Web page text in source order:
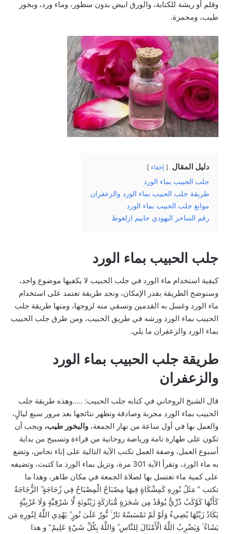
وقلم أو ريشة للكتابة، والورق ابيض بدون سطور، وماء ورد، وبخور
طيب، ومجمرة.
دليل المقال إخفاء
جلب الحبيب بماء الورد
طريقة جلب الحبيب بماء الورد والزعفران
موانع جلب الحبيب بماء الورد
رقم الساحر اليهودي حاييم ازلغوط
جلب الحبيب بماء الورد
كيفية استخدام ماء الورد في جلب الحبيب لا يكفيها موضوع واحد،
وسنوضح الطريقة بقدر الإمكان، ونجد طريقة تعتمد على استخدام
ماء الورد وغسل به القدمين وتسقي منه لزوجها، ومنها طريقة جلب
الحبيب بماء الورد ورشه في طريق الحبيب، ومن طرق جلب الحبيب
بماء الورد والزعفران ما يلي.
طريقة جلب الحبيب بماء الورد
والزعفران
قال الشيخ الروحاني في كتابه جلب الحبيب: …..وهذه طريقة جلب
الحبيب بماء الورد مجربة وصادقة وتظهر نتائجها بعد مرور سبع ليالٍ،
والعمل بها في أول ساعة من نهار الجمعة، والبخور طيب، ويجب أن
تكون على طهارة تامة ورياضة روحانية من قراءة وتسبيح من بداية
أسبوع العمل، وصفة العمل تكتب الآية التالية على إناء نحاس، وتضع
به ماء الورد، وتقرأ الآية 301 مرة، وتزيل بماء الورد ما كتبت، وتضيفه
على كمية ماء تغتسل بها لصلاة الجمعة في مكان طاهر، وهذا ما
تكتب ” مَثَلُ نُورِهِ كَمِشْكَاةٍ فِيهَا مِصْبَاحٌ الْمِصْبَاحُ فِي زُجَاجَةٍ ۖ الزُّجَاجَةُ
كَأَنَّهَا كَوْكَبٌ دُرِّيٌّ يُوقَدُ مِن شَجَرَةٍ مُّبَارَكَةٍ زَيْتُونَةٍ لَّا شَرْقِيَّةٍ وَلَا غَرْبِيَّةٍ
يَكَادُ زَيْتُهَا يُضِيءُ وَلَوْ لَمْ تَمْسَسْهُ نَارٌ ۚ نُّورٌ عَلَىٰ نُورٍ ۗ يَهْدِي اللَّهُ لِنُورِهِ مَن
يَشَاءُ ۚ وَيَضْرِبُ اللَّهُ الْأَمْثَالَ لِلنَّاسِ ۗ وَاللَّهُ بِكُلِّ شَيْءٍ عَلِيمٌ” و هذا